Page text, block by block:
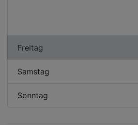
Freitag
Samstag
Sonntag